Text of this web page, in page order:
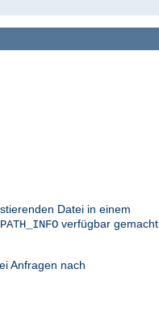
Datei in einem
PATH_INFO verfügbar gemacht
Anfragen nach